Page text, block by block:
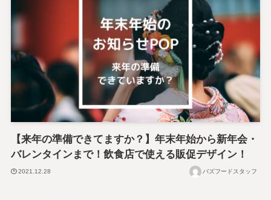
【来年の準備できてますか？】年末年始から新年会・
バレンタインまで！飲食店で使える販促デザイン！
2021.12.28 バズフードスタッフ